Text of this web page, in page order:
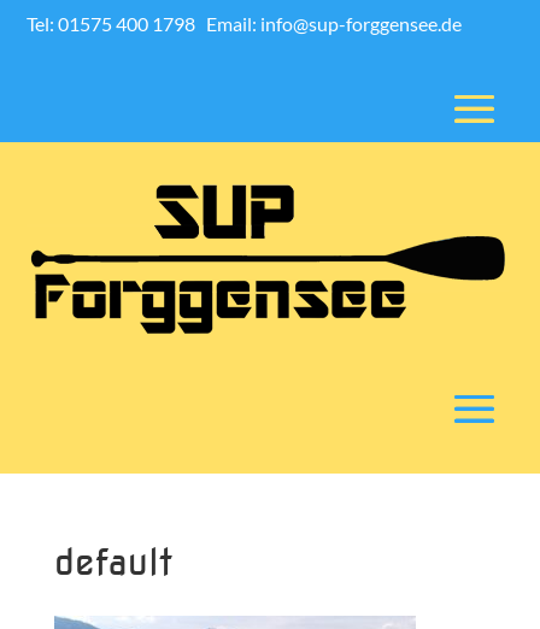
Tel: 01575 400 1798 Email: info@sup-forggensee.de
default